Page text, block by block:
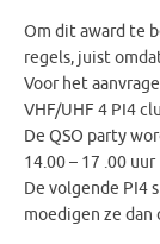
Om dit award te
regels, juist
Voor het
VHF/UHF 4 PI4
De QSO party
14.00 – 17 .00
De volgende PI4
moedigen ze dan